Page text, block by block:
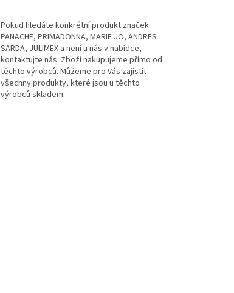
Pokud hledáte konkrétní produkt značek
PANACHE, PRIMADONNA, MARIE JO, ANDRES
SARDA, JULIMEX a není u nás v nabídce,
kontaktujte nás. Zboží nakupujeme přímo od
těchto výrobců. Můžeme pro Vás zajistit
všechny produkty, které jsou u těchto
výrobců skladem.